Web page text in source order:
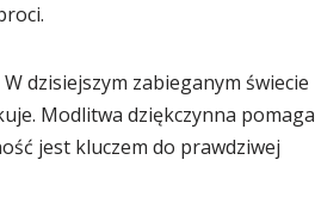
dzisiejszym zabieganym świecie
Modlitwa dziękczynna pomaga
jest kluczem do prawdziwej